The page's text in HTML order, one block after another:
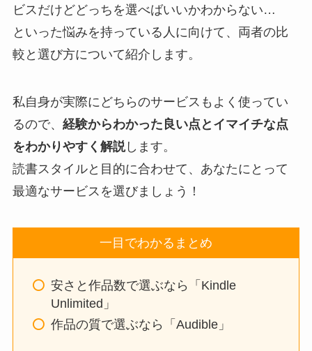
ビスだけどどっちを選べばいいかわからない…
といった悩みを持っている人に向けて、両者の比
較と選び方について紹介します。
私自身が実際にどちらのサービスもよく使ってい
るので、 経験からわかった良い点とイマイチな点
をわかりやすく解説します。
読書スタイルと目的に合わせて、あなたにとって
最適なサービスを選びましょう！
一目でわかるまとめ
安さと作品数で選ぶなら「Kindle
Unlimited」
作品の質で選ぶなら「Audible」